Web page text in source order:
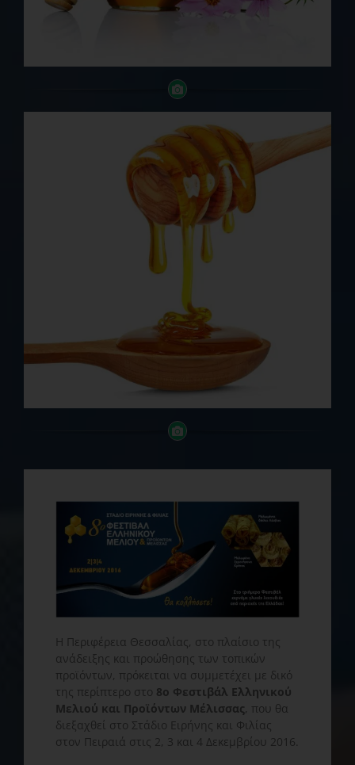
Η Περιφέρεια Θεσσαλίας, στο πλαίσιο της
ανάδειξης και προώθησης των τοπικών
προϊόντων, πρόκειται να συμμετέχει με δικό
της περίπτερο στο 8ο Φεστιβάλ Ελληνικού
Μελιού και Προϊόντων Μέλισσας , που θα
διεξαχθεί στο Στάδιο Ειρήνης και Φιλίας
στον Πειραιά στις 2, 3 και 4 Δεκεμβρίου 2016.